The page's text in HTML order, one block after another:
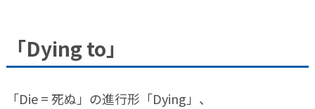
「Dying to」
「Die = 死ぬ」の進行形「Dying」、